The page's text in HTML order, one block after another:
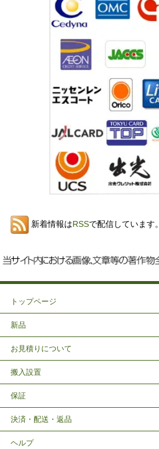
新着情報はRSSで配信しています。
トップページ
新品
お見積りについて
搬入設置
保証
決済・配送・返品
ヘルプ